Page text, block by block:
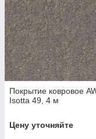
Покрытие ковровое
Isotta 49, 4 м
Цену уточняйте